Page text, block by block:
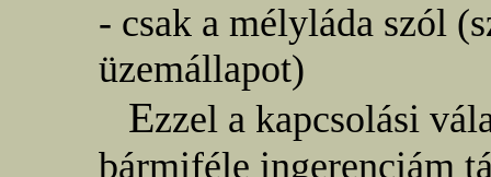
- csak a mélyláda szól
üzemállapot)
Ezzel a kapcsolási
bármiféle ingerenciám